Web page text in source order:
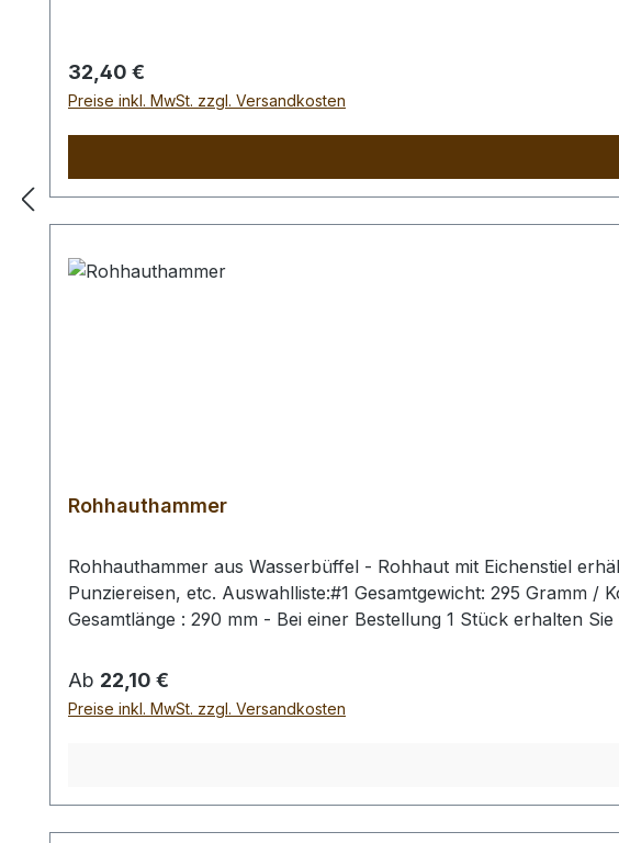
Regulärer Preis:
32,40 €
Preise inkl. MwSt. zzgl. Versandkosten
Rohhauthammer
Rohhauthammer aus Wasserbüffel - Rohhaut mit Eichenstiel
Punziereisen, etc. Auswahlliste:#1 Gesamtgewicht: 295 Gramm
Gesamtlänge : 290 mm - Bei einer Bestellung 1 Stück erhalten
Regulärer Preis:
Ab 22,10 €
Preise inkl. MwSt. zzgl. Versandkosten